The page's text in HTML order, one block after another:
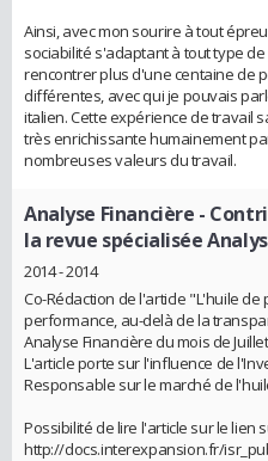
Ainsi, avec mon sourire à tout
sociabilité s'adaptant à tout type
rencontrer plus d'une centaine de
différentes, avec qui je pouvais
italien. Cette expérience de travail
très enrichissante humainement
nombreuses valeurs du travail.
Analyse Financière -
la revue spécialisée
2014 - 2014
Co-Rédaction de l'article "L'huile
performance, au-delà de la
Analyse Financière du mois de
L'article porte sur l'influence de
Responsable sur le marché de
Possibilité de lire l'article sur le lien
http://docs.interexpansion.fr/